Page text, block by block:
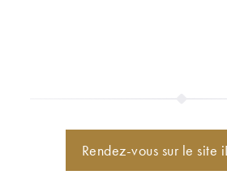
Rendez-vous sur le site